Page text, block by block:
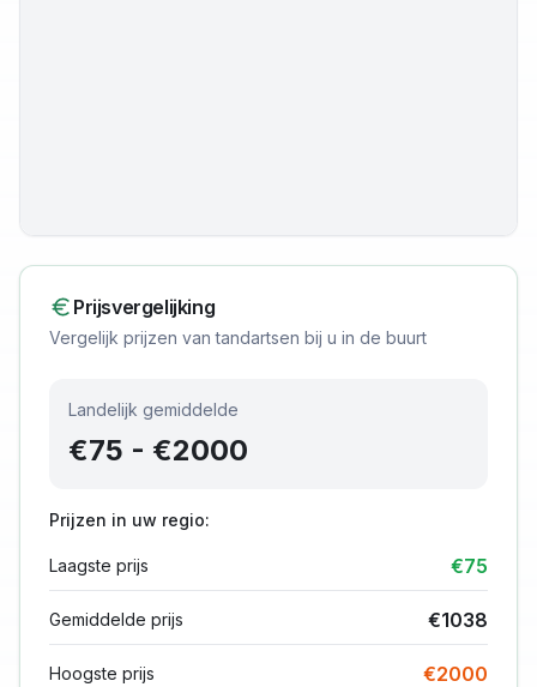
Prijsvergelijking
Vergelijk prijzen van tandartsen bij u in de buurt
Landelijk gemiddelde
€75 - €2000
Prijzen in uw regio:
Laagste prijs €75
Gemiddelde prijs €1038
Hoogste prijs €2000